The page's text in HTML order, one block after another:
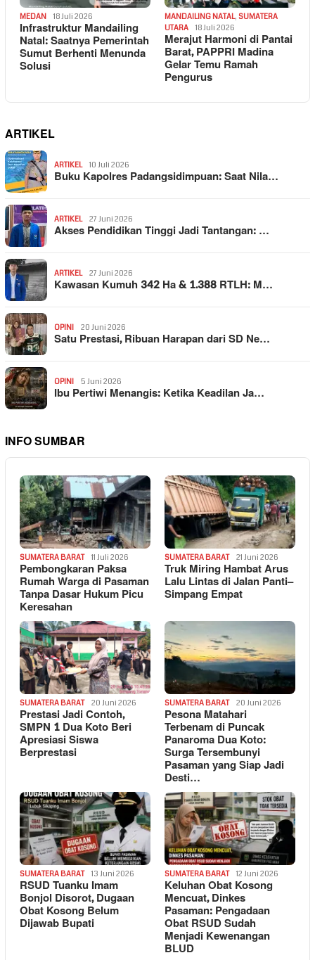
MEDAN 18 Juli 2026
Infrastruktur Mandailing
Natal: Saatnya Pemerintah
Sumut Berhenti Menunda
Solusi
MANDAILING NATAL, SUMATERA
UTARA
18 Juli 2026
Merajut Harmoni di Pantai
Barat, PAPPRI Madina
Gelar Temu Ramah
Pengurus
ARTIKEL
ARTIKEL 10 Juli 2026
Buku Kapolres Padangsidimpuan: Saat Nila…
ARTIKEL 27 Juni 2026
Akses Pendidikan Tinggi Jadi Tantangan: …
ARTIKEL 27 Juni 2026
Kawasan Kumuh 342 Ha & 1.388 RTLH: M…
OPINI 20 Juni 2026
Satu Prestasi, Ribuan Harapan dari SD Ne…
OPINI 5 Juni 2026
Ibu Pertiwi Menangis: Ketika Keadilan Ja…
INFO SUMBAR
SUMATERA BARAT 11 Juli 2026
Pembongkaran Paksa
Rumah Warga di Pasaman
Tanpa Dasar Hukum Picu
Keresahan
SUMATERA BARAT 21 Juni 2026
Truk Miring Hambat Arus
Lalu Lintas di Jalan Panti–
Simpang Empat
SUMATERA BARAT 20 Juni 2026
Prestasi Jadi Contoh,
SMPN 1 Dua Koto Beri
Apresiasi Siswa
Berprestasi
SUMATERA BARAT 20 Juni 2026
Pesona Matahari
Terbenam di Puncak
Panaroma Dua Koto:
Surga Tersembunyi
Pasaman yang Siap Jadi
Desti…
SUMATERA BARAT 13 Juni 2026
RSUD Tuanku Imam
Bonjol Disorot, Dugaan
Obat Kosong Belum
Dijawab Bupati
SUMATERA BARAT 12 Juni 2026
Keluhan Obat Kosong
Mencuat, Dinkes
Pasaman: Pengadaan
Obat RSUD Sudah
Menjadi Kewenangan
BLUD